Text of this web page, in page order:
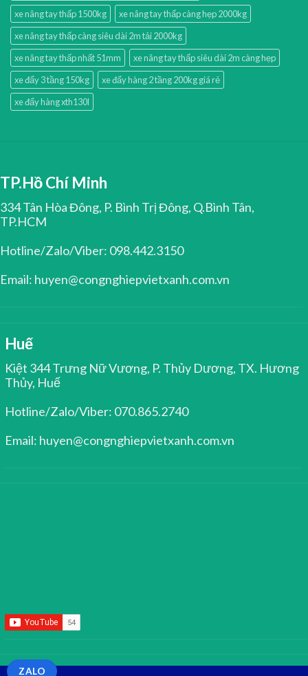
xe nâng tay thấp 1500kg
xe nâng tay thấp càng hẹp 2000kg
xe nâng tay thấp càng siêu dài 2m tải 2000kg
xe nâng tay thấp nhất 51mm
xe nâng tay thấp siêu dài 2m càng hẹp
xe đẩy 3 tầng 150kg
xe đẩy hàng 2 tầng 200kg giá rẻ
xe đẩy hàng xth130l
TP.Hồ Chí Minh
334 Tân Hòa Đông, P. Bình Trị Đông, Q.Bình Tân,
TP.HCM
Hotline/Zalo/Viber: 098.442.3150
Email: huyen@congnghiepvietxanh.com.vn
Huế
Kiệt 344 Trưng Nữ Vương, P. Thủy Dương, TX. Hương
Thủy, Huế
Hotline/Zalo/Viber: 070.865.2740
Email: huyen@congnghiepvietxanh.com.vn
ZALO